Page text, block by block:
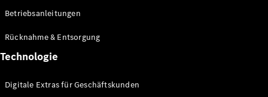
Kastenwagen
Tourer
Probefahrt
Betriebsanleitungen
Rücknahme & Entsorgung
Technologie
Digitale Extras für Geschäftskunden